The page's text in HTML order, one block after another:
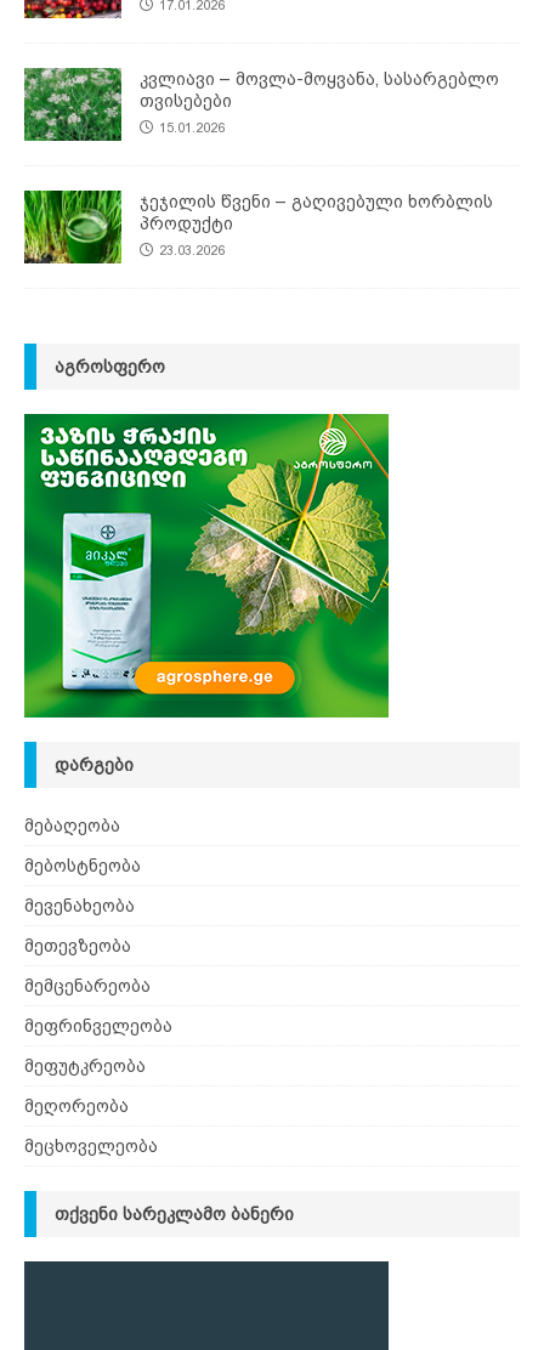
17.01.2026
კვლიავი – მოვლა-მოყვანა, სასარგებლო
თვისებები
15.01.2026
ჯეჯილის წვენი – გაღივებული ხორბლის
პროდუქტი
23.03.2026
ᲐᲒᲠᲝᲡᲤᲔᲠᲝ
ᲓᲐᲠᲒᲔᲑᲘ
მებაღეობა
მებოსტნეობა
მევენახეობა
მეთევზეობა
მემცენარეობა
მეფრინველეობა
მეფუტკრეობა
მეღორეობა
მეცხოველეობა
ᲗᲥᲕᲔᲜᲘ ᲡᲐᲠᲔᲙᲚᲐᲛᲝ ᲑᲐᲜᲔᲠᲘ